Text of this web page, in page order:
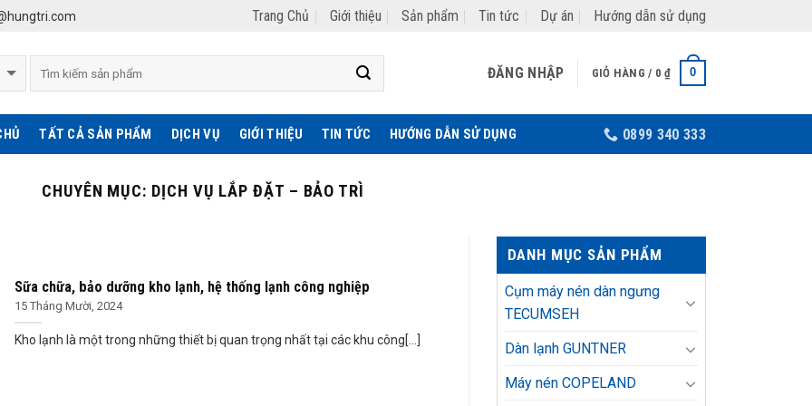
Trang Chủ Giới thiệu Sản phẩm Tin tức Dự án Hướng dẫn sử dụng
ĐĂNG NHẬP GIỎ HÀNG / 0₫ 0
TẤT CẢ SẢN PHẨM DỊCH VỤ GIỚI THIỆU TIN TỨC HƯỚNG DẪN SỬ DỤNG 0899 340 333
CHUYÊN MỤC: DỊCH VỤ LẮP ĐẶT – BẢO TRÌ
Sữa chữa, bảo dưỡng kho lạnh, hệ thống lạnh công nghiệp
15 Tháng Mười, 2024
Kho lạnh là một trong những thiết bị quan trọng nhất tại các khu công[...]
DANH MỤC SẢN PHẨM
Cụm máy nén dàn ngưng
TECUMSEH
Dàn lạnh GUNTNER
Máy nén COPELAND